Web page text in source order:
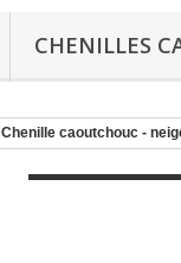
CHENILLES
Chenille caoutchouc -